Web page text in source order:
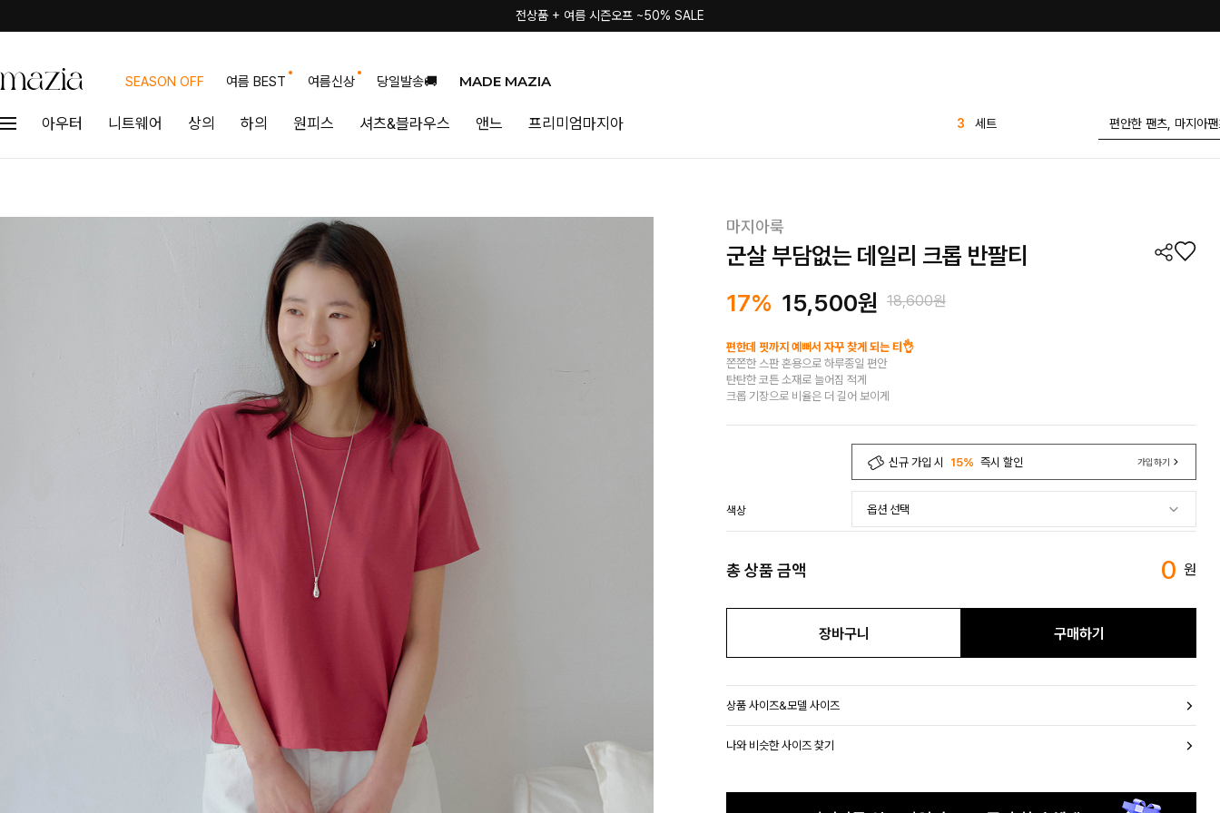
전상품 + 여름 시즌오프 ~50% SALE
SEASON OFF 여름 BEST 여름신상 당일발송🚚 MADE MAZIA
아우터 니트웨어 상의 하의 원피스 셔츠&블라우스 앤느 프리미엄마지아 4
티셔츠
9
1 1
마지아룩
군살 부담없는 데일리 크롭 반팔티
17% 15,500원 18,600원
편한데 핏까지 예뻐서 자꾸 찾게 되는 티👌
쫀쫀한 스판 혼용으로 하루종일 편안
탄탄한 코튼 소재로 늘어짐 적게
크롭 기장으로 비율은 더 길어 보이게
신규 가입 시 15% 즉시 할인 가입하기
색상
총 상품 금액 0 원
장바구니 구매하기
상품 사이즈&모델 사이즈
나와 비슷한 사이즈 찾기